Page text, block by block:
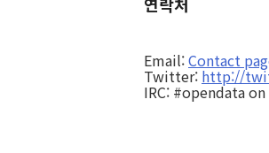
Email:Contact
Twitter: http://
IRC: #opendata